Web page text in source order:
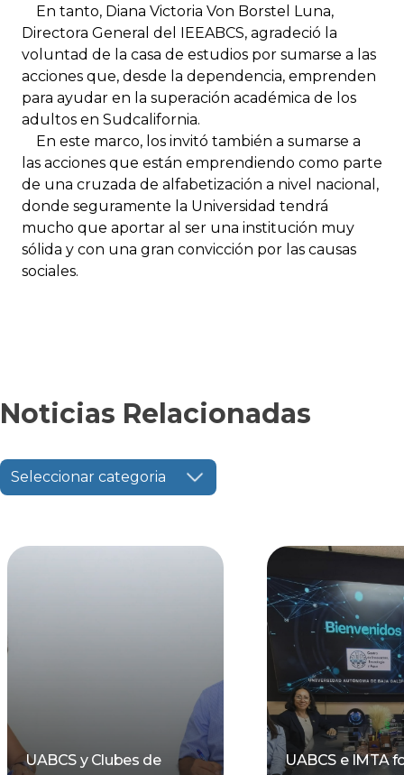
En tanto, Diana Victoria Von Borstel Luna,
Directora General del IEEABCS, agradeció la
voluntad de la casa de estudios por sumarse a las
acciones que, desde la dependencia, emprenden
para ayudar en la superación académica de los
adultos en Sudcalifornia.
En este marco, los invitó también a sumarse a
las acciones que están emprendiendo como parte
de una cruzada de alfabetización a nivel nacional,
donde seguramente la Universidad tendrá
mucho que aportar al ser una institución muy
sólida y con una gran convicción por las causas
sociales.
Noticias Relacionadas
Seleccionar categoria
UABCS y Clubes de
UABCS e IMTA